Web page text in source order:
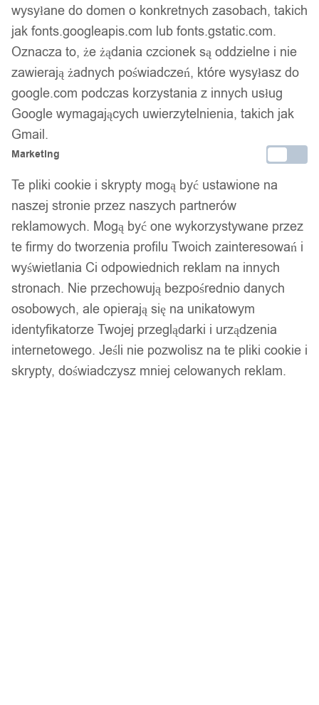
Bezpieczne płatności
14 dni na zwrot
Wsparcie w zakupie
Podobne produkty
Produkty, które mogą Cię zainteresować
wysyłane do domen o konkretnych zasobach, takich
jak fonts.googleapis.com lub fonts.gstatic.com.
Oznacza to, że żądania czcionek są oddzielne i nie
zawierają żadnych poświadczeń, które wysyłasz do
google.com podczas korzystania z innych usług
Google wymagających uwierzytelnienia, takich jak
Gmail.
Marketing
Te pliki cookie i skrypty mogą być ustawione na
naszej stronie przez naszych partnerów
reklamowych. Mogą być one wykorzystywane przez
te firmy do tworzenia profilu Twoich zainteresowań i
wyświetlania Ci odpowiednich reklam na innych
stronach. Nie przechowują bezpośrednio danych
osobowych, ale opierają się na unikatowym
identyfikatorze Twojej przeglądarki i urządzenia
internetowego. Jeśli nie pozwolisz na te pliki cookie i
skrypty, doświadczysz mniej celowanych reklam.